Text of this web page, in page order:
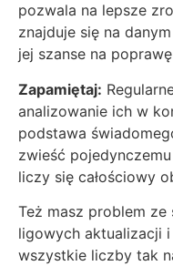
pozwala na lepsze
znajduje się na
jej szanse na
Zapamiętaj:
analizowanie ich w
podstawa
zwieść
liczy się całościowy
Też masz problem
ligowych aktualizacji
wszystkie liczby tak